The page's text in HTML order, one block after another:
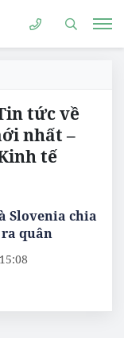
tức về
nhất –
tế
Slovenia chia
quân